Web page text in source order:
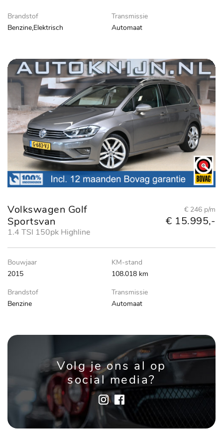
Brandstof
Benzine,Elektrisch
Transmissie
Automaat
Volkswagen Golf
Sportsvan
1.4 TSI 150pk Highline
€ 246 p/m
€ 15.995,-
Bouwjaar
2015
KM-stand
108.018 km
Brandstof
Benzine
Transmissie
Automaat
Volg je ons al op
social media?